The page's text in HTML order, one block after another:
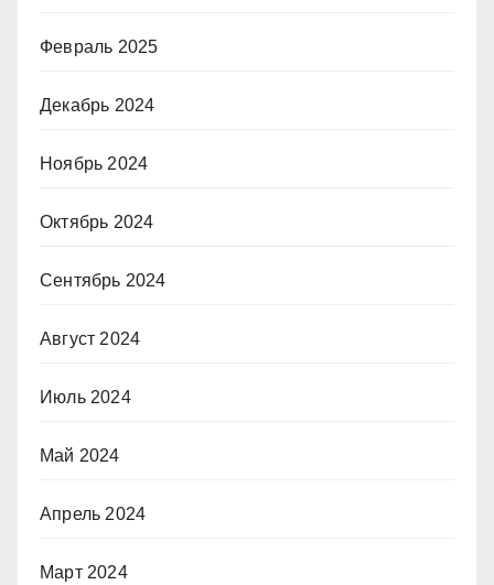
Февраль 2025
Декабрь 2024
Ноябрь 2024
Октябрь 2024
Сентябрь 2024
Август 2024
Июль 2024
Май 2024
Апрель 2024
Март 2024